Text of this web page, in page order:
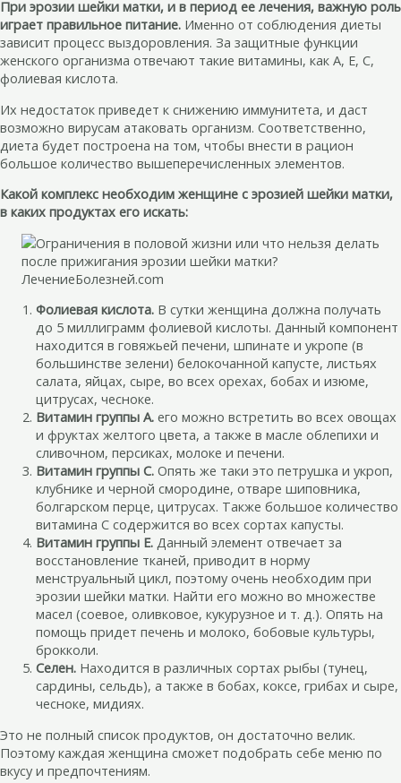
При эрозии шейки матки, и в период ее лечения, важную роль
играет правильное питание. Именно от соблюдения диеты
зависит процесс выздоровления. За защитные функции
женского организма отвечают такие витамины, как А, Е, С,
фолиевая кислота.
Их недостаток приведет к снижению иммунитета, и даст
возможно вирусам атаковать организм. Соответственно,
диета будет построена на том, чтобы внести в рацион
большое количество вышеперечисленных элементов.
Какой комплекс необходим женщине с эрозией шейки матки,
в каких продуктах его искать:
Фолиевая кислота. В сутки женщина должна получать
до 5 миллиграмм фолиевой кислоты. Данный компонент
находится в говяжьей печени, шпинате и укропе (в
большинстве зелени) белокочанной капусте, листьях
салата, яйцах, сыре, во всех орехах, бобах и изюме,
цитрусах, чесноке.
Витамин группы А. его можно встретить во всех овощах
и фруктах желтого цвета, а также в масле облепихи и
сливочном, персиках, молоке и печени.
Витамин группы С. Опять же таки это петрушка и укроп,
клубнике и черной смородине, отваре шиповника,
болгарском перце, цитрусах. Также большое количество
витамина С содержится во всех сортах капусты.
Витамин группы Е. Данный элемент отвечает за
восстановление тканей, приводит в норму
менструальный цикл, поэтому очень необходим при
эрозии шейки матки. Найти его можно во множестве
масел (соевое, оливковое, кукурузное и т. д.). Опять на
помощь придет печень и молоко, бобовые культуры,
брокколи.
Селен. Находится в различных сортах рыбы (тунец,
сардины, сельдь), а также в бобах, коксе, грибах и сыре,
чесноке, мидиях.
Это не полный список продуктов, он достаточно велик.
Поэтому каждая женщина сможет подобрать себе меню по
вкусу и предпочтениям.